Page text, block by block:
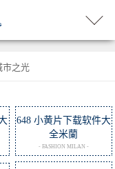
市之光
648 小黄片下载软件大
全米蘭
- FASHION MILAN -